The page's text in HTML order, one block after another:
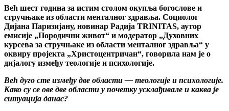
Већ шест година за истим столом окупља богослове и
стручњаке из области менталног здравља. Социолог
Дијана Паризијану, новинар Радија ТRINITAS, аутор
емисије „Породични живот“ и модератор „Духовних
курсева за стручњаке из области менталног здравља“ у
оквиру пројекта „Христоцентричан“, говорила нам је о
дијалогу између теологије и психологије.
Већ дуго сте између две области — теологије и психологије.
Како су се ове две области у почетку усклађивале и каква је
ситуација данас?